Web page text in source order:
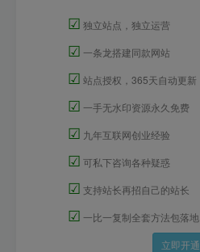
☑ 独立站点，独立运营
☑ 一条龙搭建同款网站
☑ 站点授权，365天自动更新
☑ 一手无水印资源永久免费
☑ 九年互联网创业经验
☑ 可私下咨询各种疑惑
☑ 支持站长再招自己的站长
☑ 一比一复制全套方法包落地
立即开通